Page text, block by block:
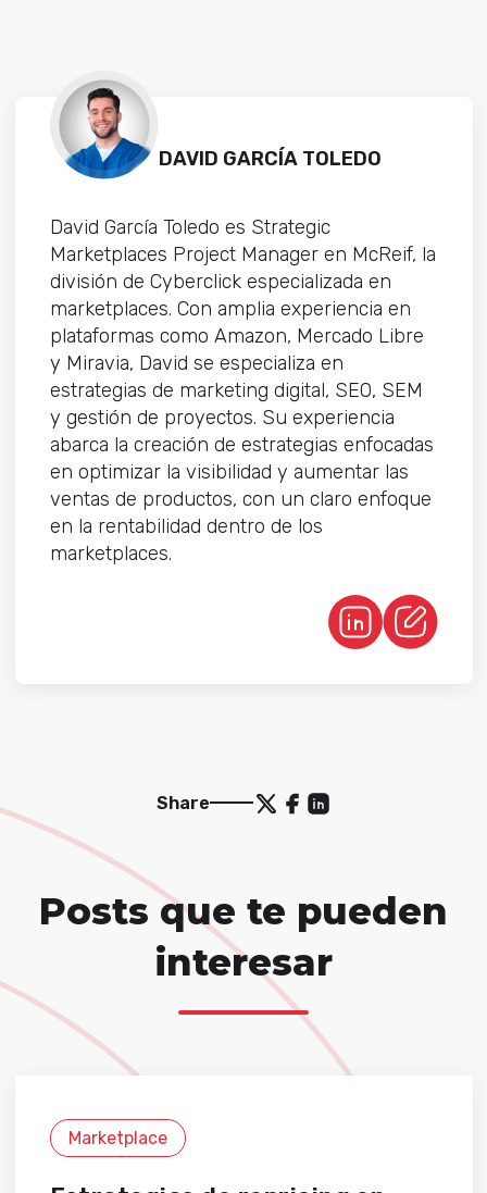
DAVID GARCÍA TOLEDO
David García Toledo es Strategic
Marketplaces Project Manager en McReif, la
división de Cyberclick especializada en
marketplaces. Con amplia experiencia en
plataformas como Amazon, Mercado Libre
y Miravia, David se especializa en
estrategias de marketing digital, SEO, SEM
y gestión de proyectos. Su experiencia
abarca la creación de estrategias enfocadas
en optimizar la visibilidad y aumentar las
ventas de productos, con un claro enfoque
en la rentabilidad dentro de los
marketplaces.
Share
Posts que te pueden
interesar
Marketplace